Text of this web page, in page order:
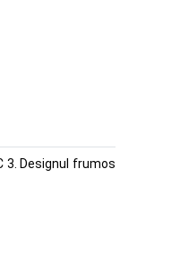
3. Designul frumos